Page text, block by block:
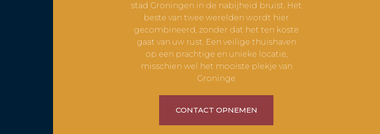
stad Groningen in de nabijheid bruist. Het
beste van twee werelden wordt hier
gecombineerd, zonder dat het ten koste
gaat van uw rust. Een veilige thuishaven
op een prachtige en unieke locatie,
misschien wel het mooiste plekje van
Groninge
CONTACT OPNEMEN